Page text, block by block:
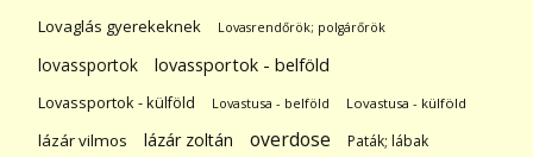
Lovaglás gyerekeknek Lovasrendőrök; polgárőrök
lovassportok lovassportok - belföld
Lovassportok - külföld Lovastusa - belföld Lovastusa - külföld
lázár vilmos lázár zoltán overdose Paták; lábak